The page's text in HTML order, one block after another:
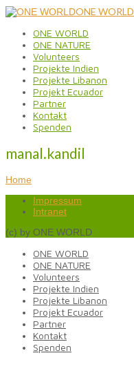
ONE WORLD
ONE WORLD
ONE NATURE
Volunteers
Projekte Indien
Projekte Libanon
Projekt Ecuador
Partner
Kontakt
Spenden
manal.kandil
Home
Impressum
Intranet
(c) by ONE WORLD
ONE WORLD
ONE NATURE
Volunteers
Projekte Indien
Projekte Libanon
Projekt Ecuador
Partner
Kontakt
Spenden